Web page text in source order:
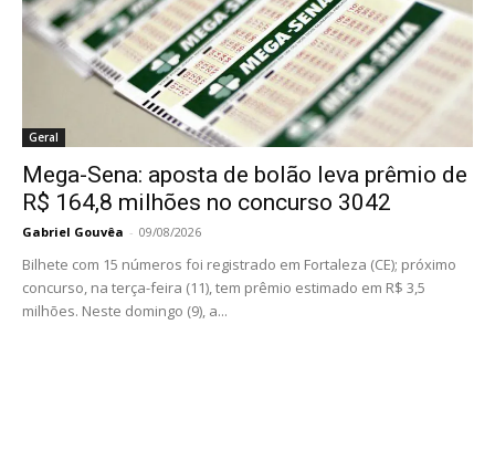
Geral
Mega-Sena: aposta de bolão leva prêmio de
R$ 164,8 milhões no concurso 3042
Gabriel Gouvêa - 09/08/2026
Bilhete com 15 números foi registrado em Fortaleza (CE); próximo
concurso, na terça-feira (11), tem prêmio estimado em R$ 3,5
milhões. Neste domingo (9), a...